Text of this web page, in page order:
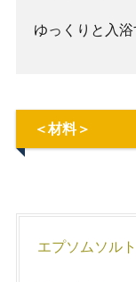
ゆっくりと入
＜材料＞
エプソムソルト